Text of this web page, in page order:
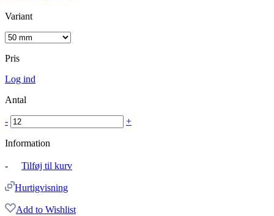
Variant
Pris
Log ind
Antal
- +
Information
- Tilføj til kurv
Hurtigvisning
Add to Wishlist